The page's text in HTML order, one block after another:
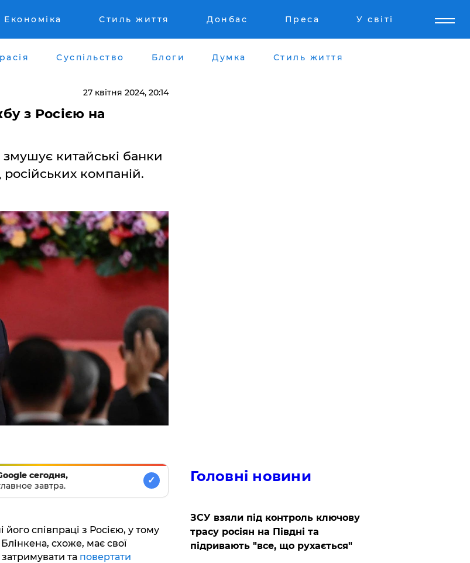
Економіка Стиль життя Донбас Преса У світі
расія Суспільство Блоги Думка Стиль життя
27 квітня 2024, 20:14
з Росією на
китайські банки
російських компаній.
сегодня,
завтра.
✓
співпраці з Росією, у тому
схоже, має свої
та повертати
Головні новини
ЗСУ взяли під контроль ключову
трасу росіян на Півдні та
підривають "все, що рухається"